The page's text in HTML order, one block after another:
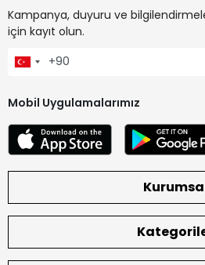
Kampanya, duyuru ve
için kayıt olun.
Mobil Uygulamalarımız